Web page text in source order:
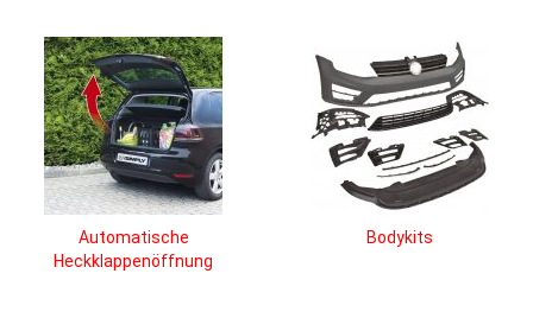
Automatische
Heckklappenöffnung
Bodykits